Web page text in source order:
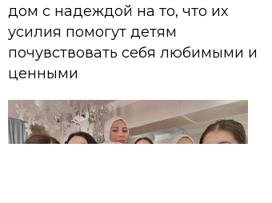
дом с надеждой на то, что их
усилия помогут детям
почувствовать себя любимыми и
ценными